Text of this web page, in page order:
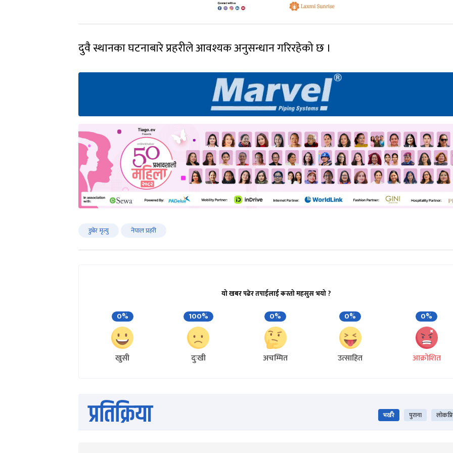
दुवै स्थानका घटनाबारे प्रहरीले आवश्यक अनुसन्धान गरिरहेको छ ।
डुबेर मृत्यु नेपाल प्रहरी
यो खबर पढेर तपाईलाई कस्तो महसुस भयो ?
0%
खुसी
100%
दुःखी
0%
अचम्मित
0%
उत्साहित
0%
आक्रोशित
प्रतिक्रिया भर्खरै पुराना